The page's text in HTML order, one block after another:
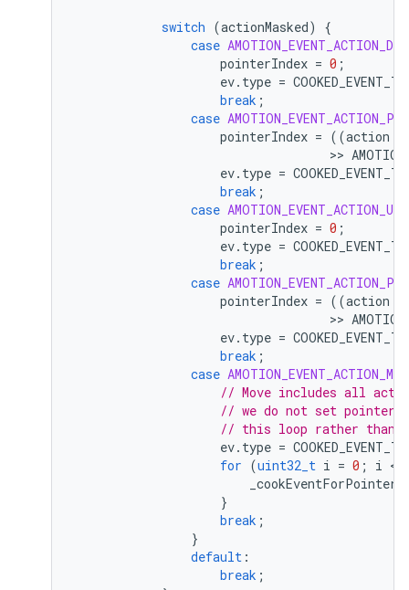
switch (actionMasked)
{
case
pointerIndex = 0 ;
ev. type =
break ;
case
pointerIndex = ((action
                                   >>
ev. type =
break ;
case AMOTION_EVENT_ACTION_UP
pointerIndex = 0 ;
ev. type =
break ;
case
pointerIndex = ((action
                                   >>
ev. type =
break ;
case
// Move includes all
// we do not set
// this loop rather than
ev. type =
for (uint32_t i = 0 ; i <
}
break ;
}
default :
break ;